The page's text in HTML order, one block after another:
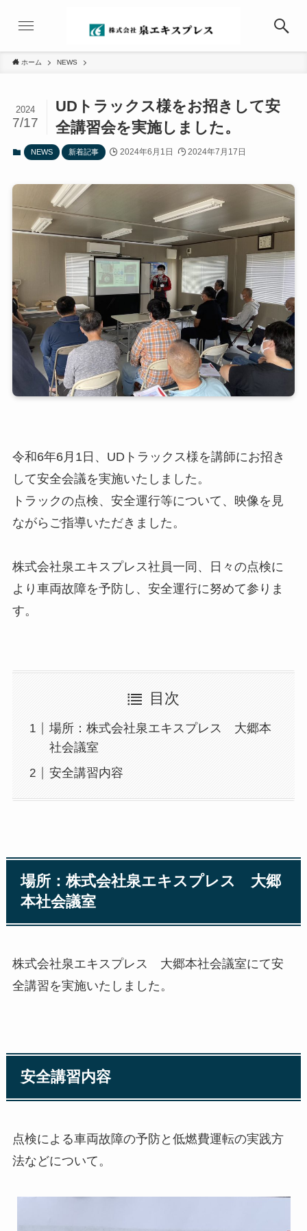
ホーム NEWS
UDトラックス様をお招きして安
全講習会を実施しました。
2024
7/17
NEWS 新着記事 2024年6月1日 2024年7月17日
令和6年6月1日、UDトラックス様を講師にお招き
して安全会議を実施いたしました。
トラックの点検、安全運行等について、映像を見
ながらご指導いただきました。
株式会社泉エキスプレス社員一同、日々の点検に
より車両故障を予防し、安全運行に努めて参りま
す。
目次
場所：株式会社泉エキスプレス 大郷本
社会議室
安全講習内容
場所：株式会社泉エキスプレス 大郷
本社会議室
株式会社泉エキスプレス 大郷本社会議室にて安
全講習を実施いたしました。
安全講習内容
点検による車両故障の予防と低燃費運転の実践方
法などについて。